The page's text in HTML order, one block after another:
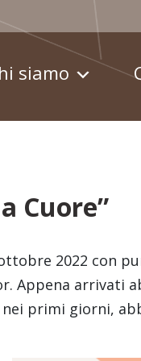
siamo
Cuore”
2022 con
Appena arrivati
primi giorni,